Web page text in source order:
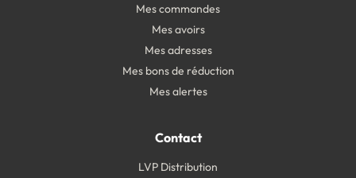
Mes commandes
Mes avoirs
Mes adresses
Mes bons de réduction
Mes alertes
Contact
LVP Distribution